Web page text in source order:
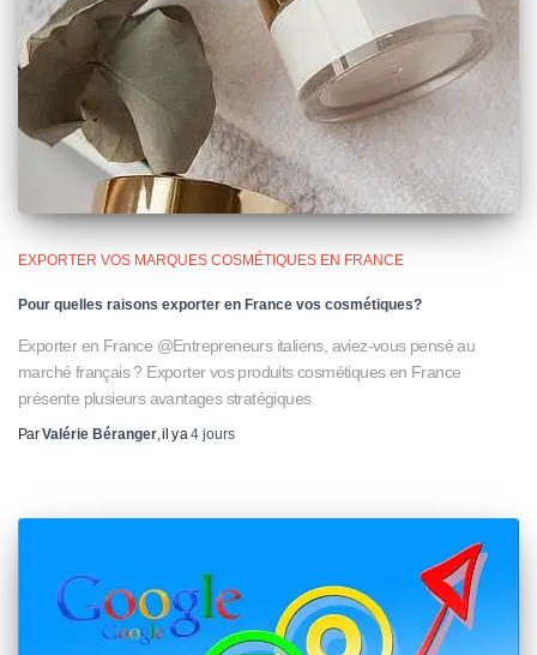
EXPORTER VOS MARQUES COSMÉTIQUES EN FRANCE
Pour quelles raisons exporter en France vos cosmétiques?
Exporter en France @Entrepreneurs italiens, aviez-vous pensé au
marché français ? Exporter vos produits cosmétiques en France
présente plusieurs avantages stratégiques
ParValérie Béranger, il y a4 jours